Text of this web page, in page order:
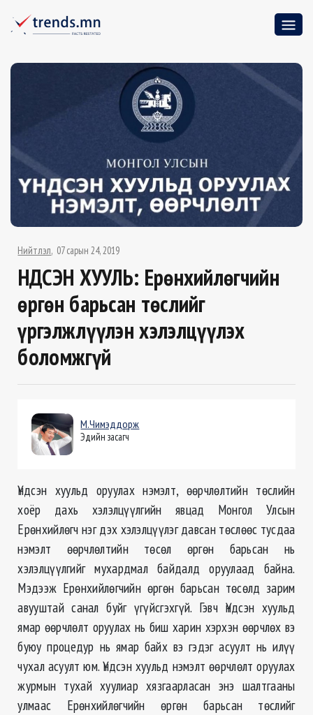
Нийтлэл 07 сарын 24, 2019
ҮНДСЭН ХУУЛЬ: Ерөнхийлөгчийн
өргөн барьсан төслийг
үргэлжлүүлэн хэлэлцүүлэх
боломжгүй
М.Чимэддорж
Эдийн засагч
Үндсэн хуульд оруулах нэмэлт, өөрчлөлтийн төслийн
хоёр дахь хэлэлцүүлгийн явцад Монгол Улсын
Ерөнхийлөгч нэг дэх хэлэлцүүлэг давсан төслөөс тусдаа
нэмэлт өөрчлөлтийн төсөл өргөн барьсан нь
хэлэлцүүлгийг мухардмал байдалд оруулаад байна.
Мэдээж Ерөнхийлөгчийн өргөн барьсан төсөлд зарим
авууштай санал буйг үгүйсгэхгүй. Гэвч Үндсэн хуульд
ямар өөрчлөлт оруулах нь биш харин хэрхэн өөрчлөх вэ
буюу процедур нь ямар байх вэ гэдэг асуулт нь илүү
чухал асуулт юм. Үндсэн хуульд нэмэлт өөрчлөлт оруулах
журмын тухай хуулиар хязгаарласан энэ шалтгааны
улмаас Ерөнхийлөгчийн өргөн барьсан төслийг